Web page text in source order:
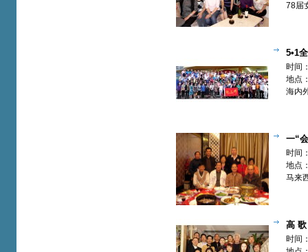
78届
5•1
动之欢
时间
地点
海内
一“
时间
地点
马来
高
时间